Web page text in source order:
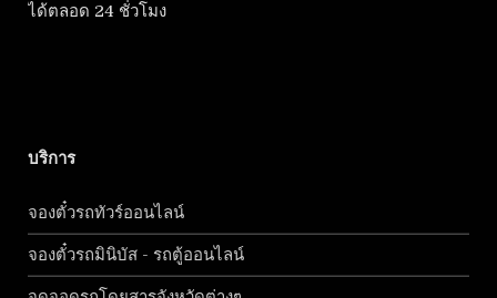
ได้ตลอด 24 ชั่วโมง
บริการ
จองตั๋วรถทัวร์ออนไลน์
จองตั๋วรถมินิบัส - รถตู้ออนไลน์